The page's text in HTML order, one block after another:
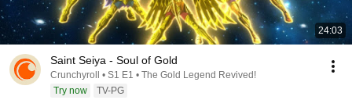
24:03
Saint Seiya - Soul of Gold
Crunchyroll • S1 E1 • The Gold Legend Revived!
Try now
TV-PG